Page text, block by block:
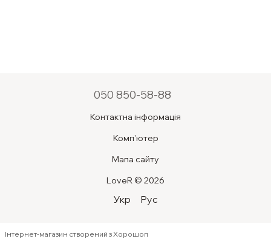
050 850-58-88
Контактна інформація
Комп'ютер
Мапа сайту
LoveR © 2026
Укр Рус
Інтернет-магазин створений з Хорошоп